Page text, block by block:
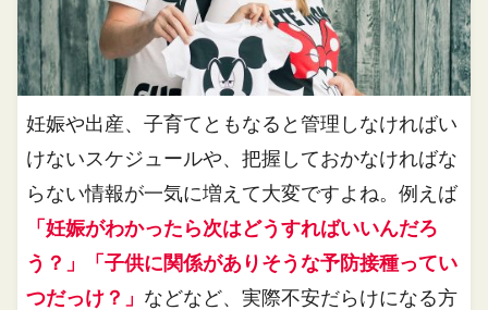
妊娠や出産、子育てともなると管理しなければい
けないスケジュールや、把握しておかなければな
らない情報が一気に増えて大変ですよね。例えば
「妊娠がわかったら次はどうすればいいんだろ
う？」「子供に関係がありそうな予防接種ってい
つだっけ？」 などなど、実際不安だらけになる方